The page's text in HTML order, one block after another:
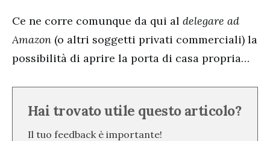
Ce ne corre comunque da qui al delegare ad
Amazon (o altri soggetti privati commerciali) la
possibilità di aprire la porta di casa propria…
Hai trovato utile questo articolo?
Il tuo feedback è importante!